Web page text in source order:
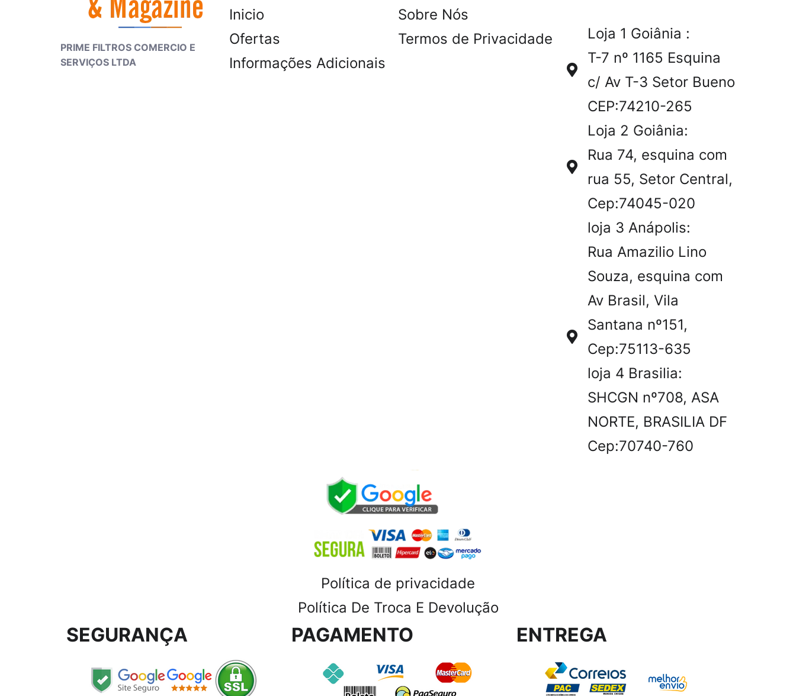
PRIME FILTROS COMERCIO E
SERVIÇOS LTDA
Inicio
Ofertas
Informações Adicionais
Sobre Nós
Termos de Privacidade
Loja 1 Goiânia :
T-7 nº 1165 Esquina
c/ Av T-3 Setor Bueno
CEP:74210-265
Loja 2 Goiânia:
Rua 74, esquina com
rua 55, Setor Central,
Cep:74045-020
loja 3 Anápolis:
Rua Amazilio Lino
Souza, esquina com
Av Brasil, Vila
Santana nº151,
Cep:75113-635
loja 4 Brasilia:
SHCGN nº708, ASA
NORTE, BRASILIA DF
Cep:70740-760
Política de privacidade
Política De Troca E Devolução
SEGURANÇA PAGAMENTO ENTREGA